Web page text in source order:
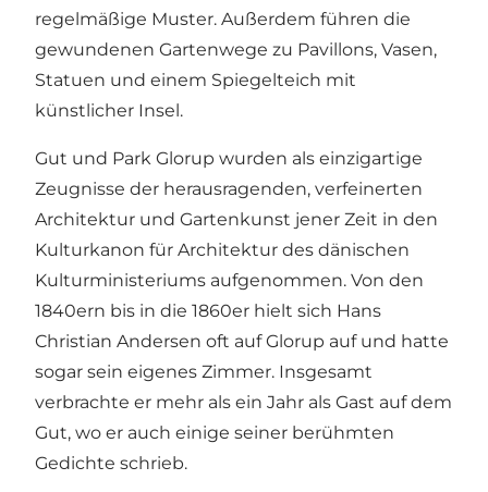
regelmäßige Muster. Außerdem führen die
gewundenen Gartenwege zu Pavillons, Vasen,
Statuen und einem Spiegelteich mit
künstlicher Insel.
Gut und Park Glorup wurden als einzigartige
Zeugnisse der herausragenden, verfeinerten
Architektur und Gartenkunst jener Zeit in den
Kulturkanon für Architektur des dänischen
Kulturministeriums aufgenommen. Von den
1840ern bis in die 1860er hielt sich Hans
Christian Andersen oft auf Glorup auf und hatte
sogar sein eigenes Zimmer. Insgesamt
verbrachte er mehr als ein Jahr als Gast auf dem
Gut, wo er auch einige seiner berühmten
Gedichte schrieb.